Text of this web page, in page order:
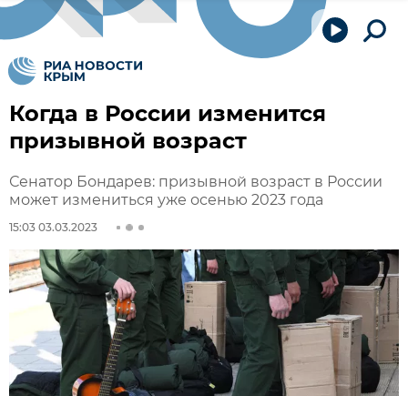
Когда в России изменится
призывной возраст
Сенатор Бондарев: призывной возраст в России
может измениться уже осенью 2023 года
15:03 03.03.2023